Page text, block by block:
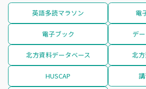
英語多読マラソン 電
電子ブック デ
北方資料データベース 北
HUSCAP